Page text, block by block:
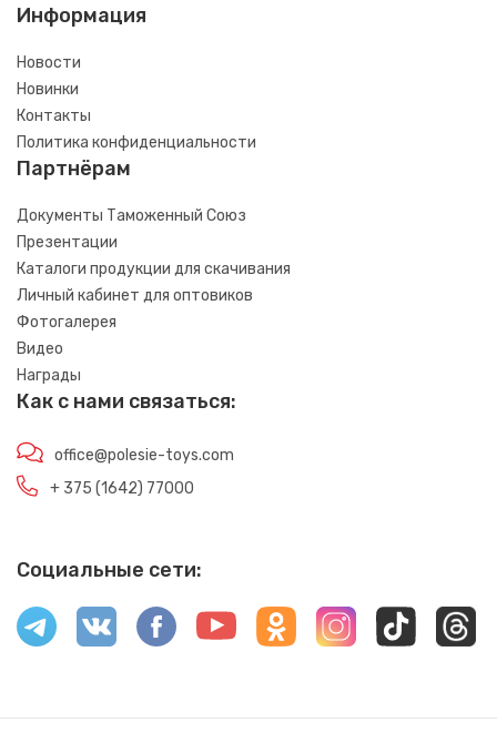
Информация
Новости
Новинки
Контакты
Политика конфиденциальности
Партнёрам
Документы Таможенный Союз
Презентации
Каталоги продукции для скачивания
Личный кабинет для оптовиков
Фотогалерея
Видео
Награды
Как с нами связаться:
office@polesie-toys.com
+ 375 (1642) 77000
Социальные сети: